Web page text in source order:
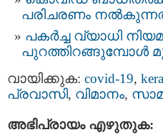
പരിചരണം
പകര്‍ച്ച വ്യാധി
പുറത്തിറങ്ങുമ്പോള്‍
വായിക്കുക: covid-19,
പ്രവാസി, വിമാനം,
അഭിപ്രായം എഴുതുക: